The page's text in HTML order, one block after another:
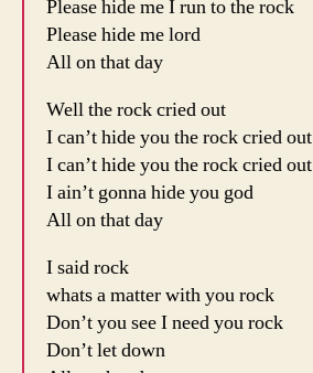
Please hide me I run to the rock
Please hide me lord
All on that day
Well the rock cried out
I can’t hide you the rock cried out
I can’t hide you the rock cried out
I ain’t gonna hide you god
All on that day
I said rock
whats a matter with you rock
Don’t you see I need you rock
Don’t let down